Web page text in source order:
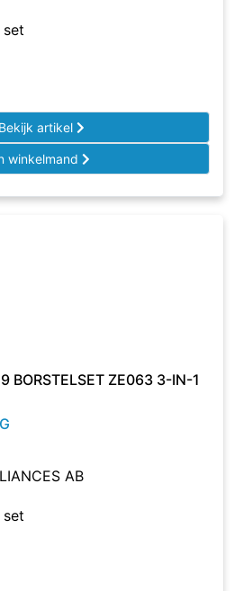
Bekijk artikel
winkelmand
BORSTELSET ZE063 3-IN-1
AB